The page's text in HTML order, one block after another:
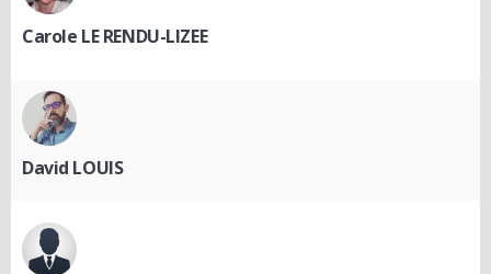
Carole LE RENDU-LIZEE
David LOUIS